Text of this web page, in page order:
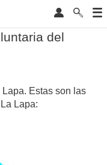
del
Estas son las
Lapa: